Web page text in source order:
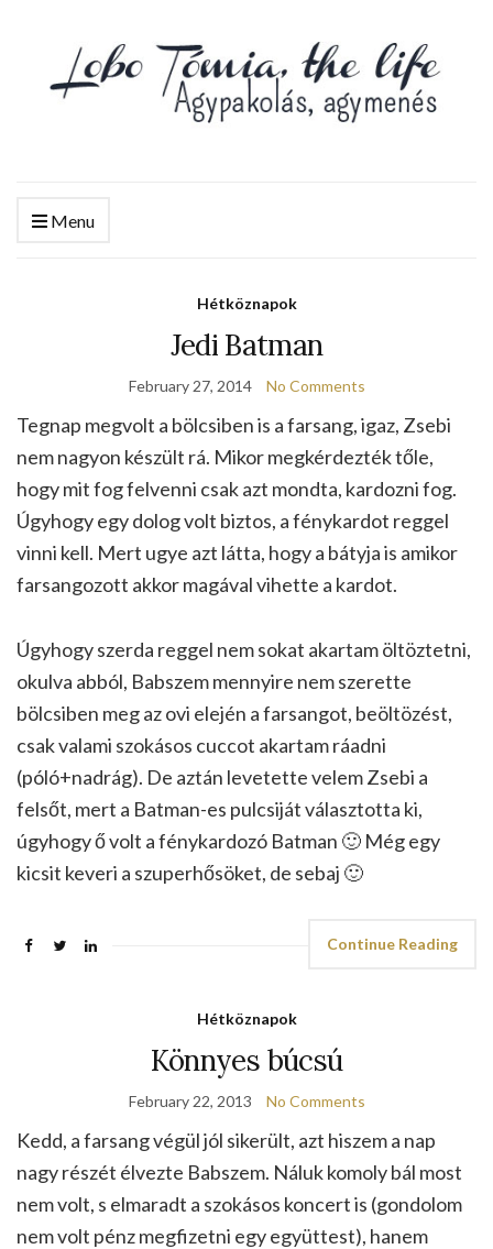
Menu
Hétköznapok
Jedi Batman
February 27, 2014 No Comments
Tegnap megvolt a bölcsiben is a farsang, igaz, Zsebi
nem nagyon készült rá. Mikor megkérdezték tőle,
hogy mit fog felvenni csak azt mondta, kardozni fog.
Úgyhogy egy dolog volt biztos, a fénykardot reggel
vinni kell. Mert ugye azt látta, hogy a bátyja is amikor
farsangozott akkor magával vihette a kardot.
Úgyhogy szerda reggel nem sokat akartam öltöztetni,
okulva abból, Babszem mennyire nem szerette
bölcsiben meg az ovi elején a farsangot, beöltözést,
csak valami szokásos cuccot akartam ráadni
(póló+nadrág). De aztán levetette velem Zsebi a
felsőt, mert a Batman-es pulcsiját választotta ki,
úgyhogy ő volt a fénykardozó Batman 🙂 Még egy
kicsit keveri a szuperhősöket, de sebaj 🙂
Continue Reading
Hétköznapok
Könnyes búcsú
February 22, 2013 No Comments
Kedd, a farsang végül jól sikerült, azt hiszem a nap
nagy részét élvezte Babszem. Náluk komoly bál most
nem volt, s elmaradt a szokásos koncert is (gondolom
nem volt pénz megfizetni egy együttest), hanem